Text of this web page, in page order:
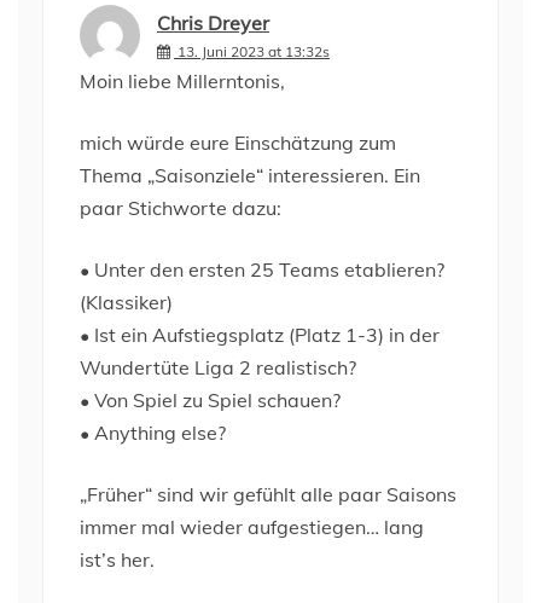
Chris Dreyer
13. Juni 2023 at 13:32s
Moin liebe Millerntonis,
mich würde eure Einschätzung zum
Thema „Saisonziele“ interessieren. Ein
paar Stichworte dazu:
• Unter den ersten 25 Teams etablieren?
(Klassiker)
• Ist ein Aufstiegsplatz (Platz 1-3) in der
Wundertüte Liga 2 realistisch?
• Von Spiel zu Spiel schauen?
• Anything else?
„Früher“ sind wir gefühlt alle paar Saisons
immer mal wieder aufgestiegen… lang
ist’s her.